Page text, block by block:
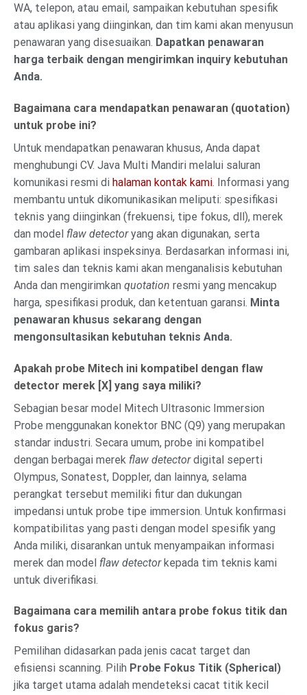
WA, telepon, atau email, sampaikan kebutuhan spesifik
atau aplikasi yang diinginkan, dan tim kami akan menyusun
penawaran yang disesuaikan. Dapatkan penawaran
harga terbaik dengan mengirimkan inquiry kebutuhan
Anda.
Bagaimana cara mendapatkan penawaran (quotation)
untuk probe ini?
Untuk mendapatkan penawaran khusus, Anda dapat
menghubungi CV. Java Multi Mandiri melalui saluran
komunikasi resmi di halaman kontak kami. Informasi yang
membantu untuk dikomunikasikan meliputi: spesifikasi
teknis yang diinginkan (frekuensi, tipe fokus, dll), merek
dan model flaw detectoryang akan digunakan, serta
gambaran aplikasi inspeksinya. Berdasarkan informasi ini,
tim sales dan teknis kami akan menganalisis kebutuhan
Anda dan mengirimkan quotation resmi yang mencakup
harga, spesifikasi produk, dan ketentuan garansi. Minta
penawaran khusus sekarang dengan
mengonsultasikan kebutuhan teknis Anda.
Apakah probe Mitech ini kompatibel dengan flaw
detector merek [X] yang saya miliki?
Sebagian besar model Mitech Ultrasonic Immersion
Probe menggunakan konektor BNC (Q9) yang merupakan
standar industri. Secara umum, probe ini kompatibel
dengan berbagai merek flaw detectordigital seperti
Olympus, Sonatest, Doppler, dan lainnya, selama
perangkat tersebut memiliki fitur dan dukungan
impedansi untuk probe tipe immersion. Untuk konfirmasi
kompatibilitas yang pasti dengan model spesifik yang
Anda miliki, disarankan untuk menyampaikan informasi
merek dan model flaw detectorkepada tim teknis kami
untuk diverifikasi.
Bagaimana cara memilih antara probe fokus titik dan
fokus garis?
Pemilihan didasarkan pada jenis cacat target dan
efisiensi scanning. Pilih Probe Fokus Titik (Spherical)
jika target utama adalah mendeteksi cacat titik kecil